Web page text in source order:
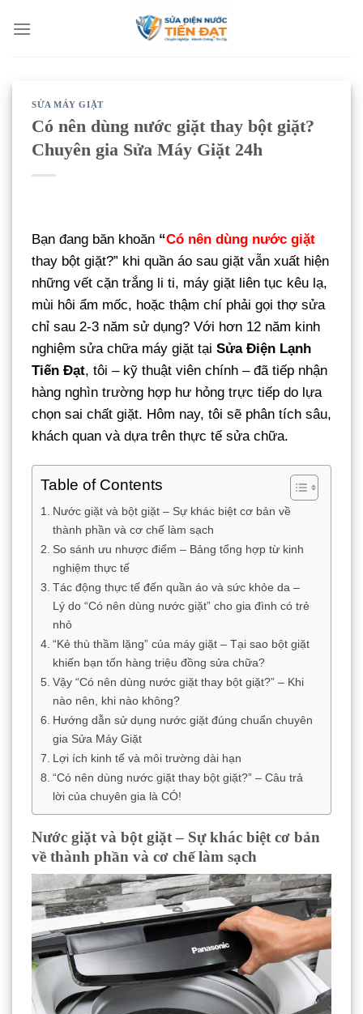
qua
SỬA MÁY GIẶT
Có nên dùng nước giặt thay bột giặt?
Chuyên gia Sửa Máy Giặt 24h
Bạn đang băn khoăn “Có nên dùng nước giặt
thay bột giặt?” khi quần áo sau giặt vẫn xuất hiện
những vết cặn trắng li ti, máy giặt liên tục kêu lạ,
mùi hôi ẩm mốc, hoặc thậm chí phải gọi thợ sửa
chỉ sau 2-3 năm sử dụng? Với hơn 12 năm kinh
nghiệm sửa chữa máy giặt tại Sửa Điện Lạnh
Tiến Đạt, tôi – kỹ thuật viên chính – đã tiếp nhận
hàng nghìn trường hợp hư hỏng trực tiếp do lựa
chọn sai chất giặt. Hôm nay, tôi sẽ phân tích sâu,
khách quan và dựa trên thực tế sửa chữa.
Table of Contents
Nước giặt và bột giặt – Sự khác biệt cơ bản về
thành phần và cơ chế làm sạch
So sánh ưu nhược điểm – Bảng tổng hợp từ kinh
nghiệm thực tế
Tác động thực tế đến quần áo và sức khỏe da –
Lý do “Có nên dùng nước giặt” cho gia đình có trẻ
nhỏ
“Kẻ thù thầm lặng” của máy giặt – Tại sao bột giặt
khiến bạn tốn hàng triệu đồng sửa chữa?
Vậy “Có nên dùng nước giặt thay bột giặt?” – Khi
nào nên, khi nào không?
Hướng dẫn sử dụng nước giặt đúng chuẩn chuyên
gia Sửa Máy Giặt
Lợi ích kinh tế và môi trường dài hạn
“Có nên dùng nước giặt thay bột giặt?” – Câu trả
lời của chuyên gia là CÓ!
Nước giặt và bột giặt – Sự khác biệt cơ bản
về thành phần và cơ chế làm sạch